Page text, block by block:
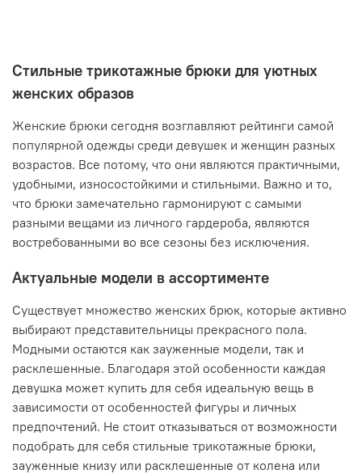
Стильные трикотажные брюки для уютных
женских образов
Женские брюки сегодня возглавляют рейтинги самой
популярной одежды среди девушек и женщин разных
возрастов. Все потому, что они являются практичными,
удобными, износостойкими и стильными. Важно и то,
что брюки замечательно гармонируют с самыми
разными вещами из личного гардероба, являются
востребованными во все сезоны без исключения.
Актуальные модели в ассортименте
Существует множество женских брюк, которые активно
выбирают представительницы прекрасного пола.
Модными остаются как зауженные модели, так и
расклешенные. Благодаря этой особенности каждая
девушка может купить для себя идеальную вещь в
зависимости от особенностей фигуры и личных
предпочтений. Не стоит отказываться от возможности
подобрать для себя стильные трикотажные брюки,
зауженные книзу или расклешенные от колена или